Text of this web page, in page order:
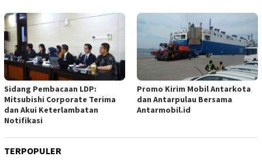
Sidang Pembacaan LDP:
Mitsubishi Corporate Terima
dan Akui Keterlambatan
Notifikasi
Promo Kirim Mobil Antarkota
dan Antarpulau Bersama
Antarmobil.id
TERPOPULER